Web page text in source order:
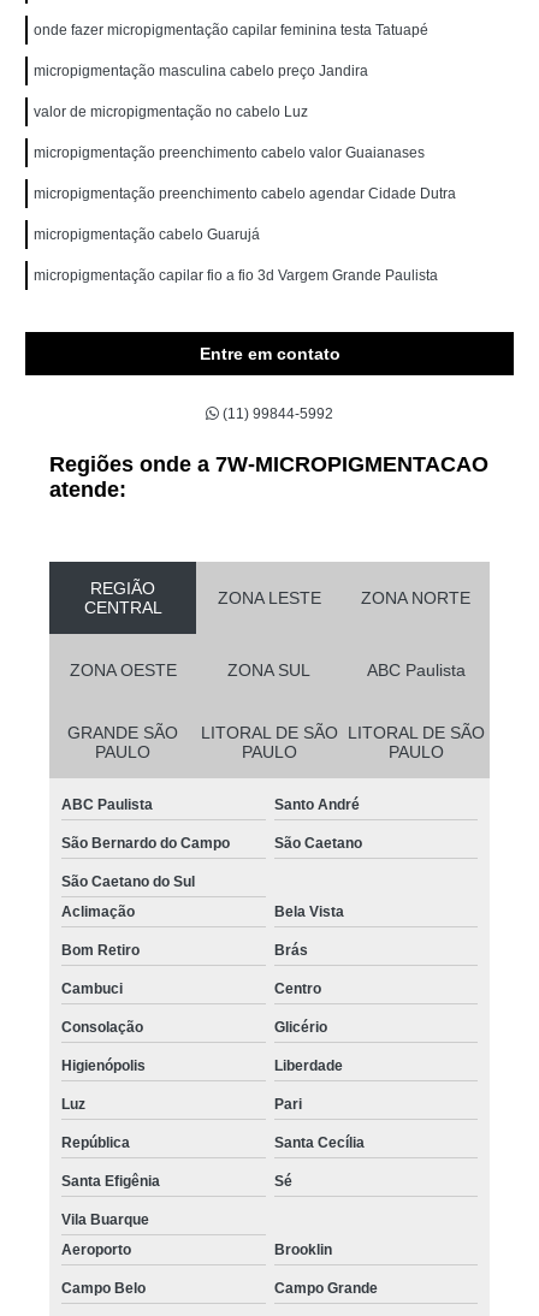
onde fazer micropigmentação capilar feminina testa Tatuapé
micropigmentação masculina cabelo preço Jandira
valor de micropigmentação no cabelo Luz
micropigmentação preenchimento cabelo valor Guaianases
micropigmentação preenchimento cabelo agendar Cidade Dutra
micropigmentação cabelo Guarujá
micropigmentação capilar fio a fio 3d Vargem Grande Paulista
Entre em contato
(11) 99844-5992
Regiões onde a 7W-MICROPIGMENTACAO
atende:
REGIÃO
CENTRAL
ZONA LESTE ZONA NORTE
ZONA OESTE ZONA SUL ABC Paulista
GRANDE SÃO
PAULO
LITORAL DE SÃO
PAULO
LITORAL DE SÃO
PAULO
ABC Paulista Santo André
São Bernardo do Campo São Caetano
São Caetano do Sul
Aclimação
Bela Vista
Bom Retiro Brás
Cambuci Centro
Consolação Glicério
Higienópolis Liberdade
Luz Pari
República Santa Cecília
Santa Efigênia Sé
Vila Buarque
Aeroporto
Brooklin
Campo Belo Campo Grande